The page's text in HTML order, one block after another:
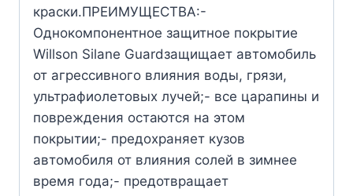
краски.ПРЕИМУЩЕСТВА:-
Однокомпонентное защитное покрытие
Willson Silane Guardзащищает автомобиль
от агрессивного влияния воды, грязи,
ультрафиолетовых лучей;- все царапины и
повреждения остаются на этом
покрытии;- предохраняет кузов
автомобиля от влияния солей в зимнее
время года;- предотвращает